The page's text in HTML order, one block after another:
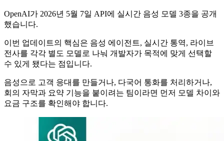
OpenAI가 2026년 5월 7일 API에 실시간 음성 모델 3종을 공개
했습니다.
이번 업데이트의 핵심은 음성 에이전트, 실시간 통역, 라이브
전사를 각각 별도 모델로 나눠 개발자가 목적에 맞게 선택할
수 있게 됐다는 점입니다.
음성으로 고객 응대를 만들거나, 다국어 통화를 처리하거나,
회의 자막과 요약 기능을 붙이려는 팀이라면 먼저 모델 차이와
요금 구조를 확인해야 합니다.